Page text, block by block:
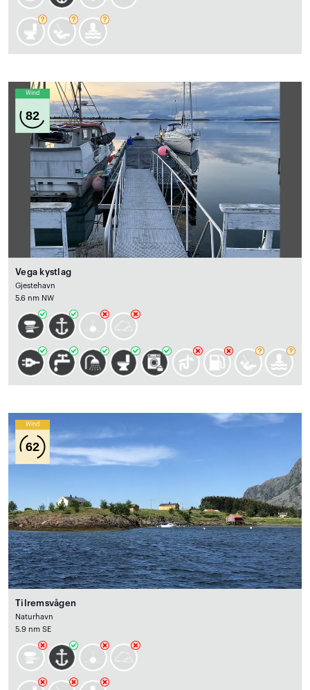
Wind
82
Vega kystlag
Gjestehavn
5.6 nm NW
Wind
62
Tilremsvågen
Naturhavn
5.9 nm SE